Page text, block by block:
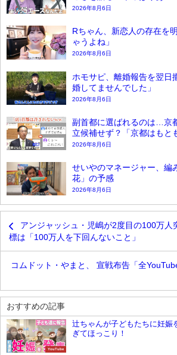
2026年8月6日
Rちゃん、新恋人の存在を
ゃうよね」
2026年8月6日
ホモサピ、離婚報告を翌日
婚してませんでした」
2026年8月6日
副首都に選ばれるのは…京
立候補せず？「京都はもと
2026年8月6日
せいやのマネージャー、編
花」の予感
2026年8月6日
アンジャッシュ・児嶋が2度目の100万人
標は「100万人を下回んないこと」
コムドット・やまと、 宣戦布告「全
おすすめの記事
YouTube
辻ちゃんが子どもたちに妊娠
ぎてほっこり！